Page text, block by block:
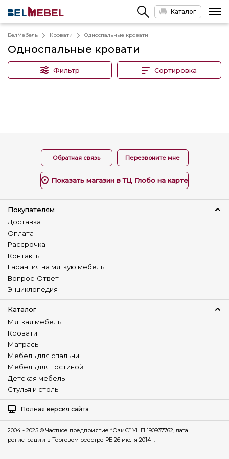
Каталог
БелМебель Кровати Односпальные кровати
Односпальные кровати
Фильтр Сортировка
Обратная связь Перезвоните мне
Показать магазин в ТЦ Глобо на карте
Покупателям
Доставка
Оплата
Рассрочка
Контакты
Гарантия на мягкую мебель
Вопрос-Ответ
Энциклопедия
Каталог
Мягкая мебель
Кровати
Матрасы
Мебель для спальни
Мебель для гостиной
Детская мебель
Стулья и столы
Полная версия сайта
2004 - 2025 © Частное предприятие “ОзиС” УНП 190937762, дата
регистрации в Торговом реестре РБ 26 июля 2014г.